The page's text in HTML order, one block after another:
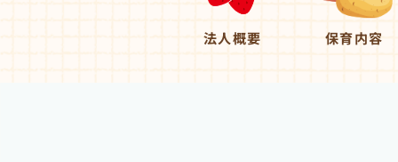
法人概要 保育内容